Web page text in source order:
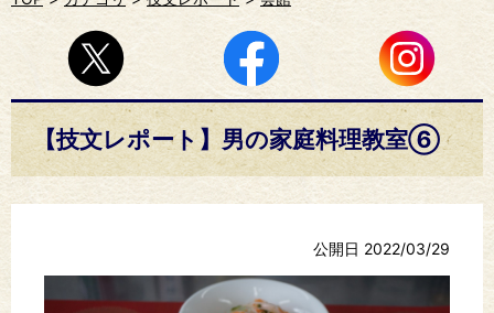
【技文レポート】男の家庭料理教室⑥
公開日 2022/03/29